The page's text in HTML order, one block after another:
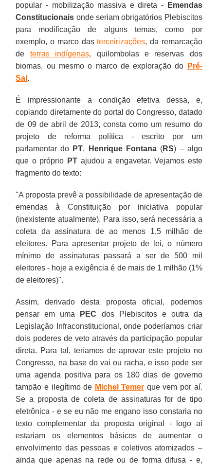
popular - mobilização massiva e direta -
Emendas
Constitucionais onde seriam obrigatórios Plebiscitos
para modificação de alguns temas, como por
exemplo, o marco dasterceirizações, da remarcação
de terras indígenas, quilombolas e reservas dos
biomas, ou mesmo o marco de exploração do
Pré-
Sal .
É impressionante a condição efetiva dessa, e,
copiando diretamente do portal do Congresso, datado
de 09 de abril de 2013, consta como um resumo do
projeto de reforma política - escrito por um
parlamentar do PT, Henrique Fontana(RS) – algo
que o próprio PTajudou a engavetar. Vejamos este
fragmento do texto:
"A proposta prevê a possibilidade de apresentação de
emendas à Constituição por iniciativa popular
(inexistente atualmente). Para isso, será necessária a
coleta da assinatura de ao menos 1,5 milhão de
eleitores. Para apresentar projeto de lei, o número
mínimo de assinaturas passará a ser de 500 mil
eleitores - hoje a exigência é de mais de 1 milhão (1%
de eleitores)".
Assim, derivado desta proposta oficial, podemos
pensar em uma
PEC dos Plebiscitos e outra da
Legislação Infraconstitucional, onde poderíamos criar
dois poderes de veto através da participação popular
direta. Para tal, teríamos de aprovar este projeto no
Congresso, na base do vai ou racha, e isso pode ser
uma agenda positiva para os 180 dias de governo
tampão e ilegítimo de Michel Temer que vem por aí.
Se a proposta de coleta de assinaturas for de tipo
eletrônica - e se eu não me engano isso constaria no
texto complementar da proposta original - logo aí
estariam os elementos básicos de aumentar o
envolvimento das pessoas e coletivos atomizados –
ainda que apenas na rede ou de forma difusa - e,